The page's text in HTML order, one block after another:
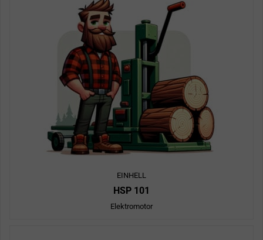
EINHELL
HSP 101
Elektromotor